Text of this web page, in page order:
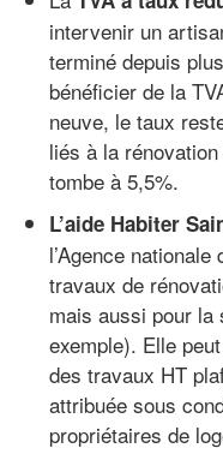
intervenir un
terminé depuis
bénéficier de la
neuve, le taux
liés à la
tombe à 5,5%.
L’aide Habiter
l’Agence
travaux de
mais aussi pour
exemple). Elle
des travaux HT
attribuée sous
propriétaires de